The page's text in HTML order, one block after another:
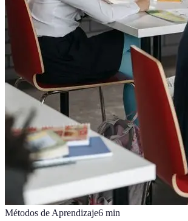
Métodos de Aprendizaje6 min